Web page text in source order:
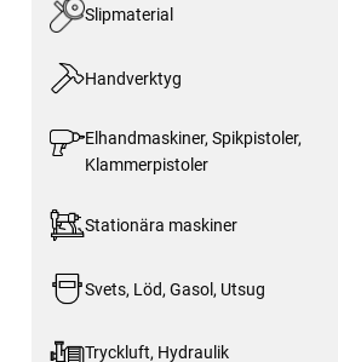
Slipmaterial
Handverktyg
Elhandmaskiner, Spikpistoler,
Klammerpistoler
Stationära maskiner
Svets, Löd, Gasol, Utsug
Tryckluft, Hydraulik